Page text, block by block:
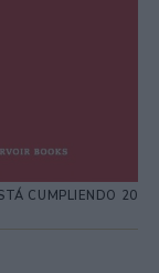
CUMPLIENDO 20